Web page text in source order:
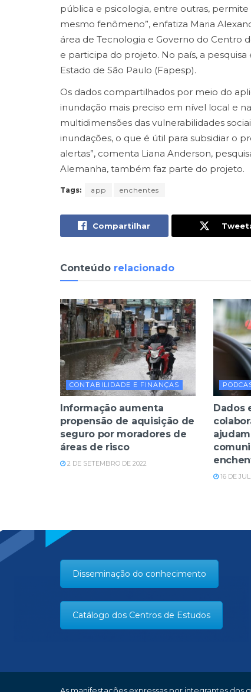
pública e psicologia, entre outras,
mesmo fenômeno”, enfatiza Maria
área de Tecnologia e Governo do Centro
e participa do projeto. No país, a
Estado de São Paulo (Fapesp).
Os dados compartilhados por meio do
inundação mais preciso em nível local e
multidimensões das vulnerabilidades
inundações, o que é útil para subsidiar o
alertas”, comenta Liana Anderson,
Alemanha, também faz parte do projeto.
Tags: app enchentes
Compartilhar
Conteúdo relacionado
CONTABILIDADE E FINANÇAS
Informação aumenta
propensão de aquisição de
seguro por moradores de
áreas de risco
2 DE SETEMBRO DE 2022
Dados
16 DE
Disseminação do conhecimento
Catálogo dos Centros de Estudos